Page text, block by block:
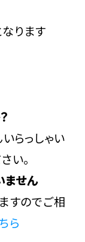
ります
らっしゃい
い。
ません
すのでご相
ら